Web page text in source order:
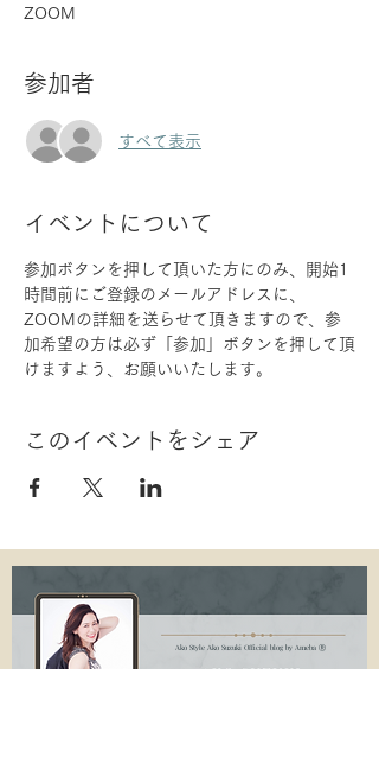
ZOOM
参加者
すべて表示
イベントについて
参加ボタンを押して頂いた方にのみ、開始1
時間前にご登録のメールアドレスに、
ZOOMの詳細を送らせて頂きますので、参
加希望の方は必ず「参加」ボタンを押して頂
けますよう、お願いいたします。
このイベントをシェア
Ako Style Ako Suzuki Official blog by Ameba Ⓡ